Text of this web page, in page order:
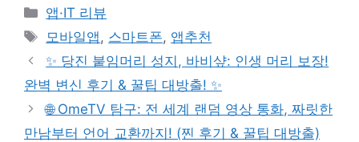
카
테
리
앱·IT 리뷰
태
그
모바일앱 , 스마트폰, 앱추천
✨ 당진 붙임머리 성지, 바비샾: 인생 머리 보장!
완벽 변신 후기 & 꿀팁 대방출! ✨
🌐 OmeTV 탐구: 전 세계 랜덤 영상 통화, 짜릿한
만남부터 언어 교환까지! (찐 후기 & 꿀팁 대방출)